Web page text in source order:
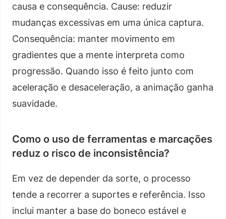
causa e consequência. Cause: reduzir
mudanças excessivas em uma única captura.
Consequência: manter movimento em
gradientes que a mente interpreta como
progressão. Quando isso é feito junto com
aceleração e desaceleração, a animação ganha
suavidade.
Como o uso de ferramentas e marcações
reduz o risco de inconsistência?
Em vez de depender da sorte, o processo
tende a recorrer a suportes e referência. Isso
inclui manter a base do boneco estável e